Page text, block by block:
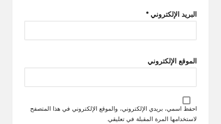
البريد الإلكتروني *
الموقع الإلكتروني
احفظ اسمي، بريدي الإلكتروني، والموقع الإلكتروني في هذا المتصفح
لاستخدامها المرة المقبلة في تعليقي.